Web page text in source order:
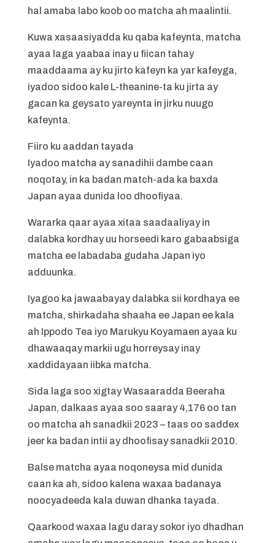
hal amaba labo koob oo matcha ah maalintii.
Kuwa xasaasiyadda ku qaba kafeynta, matcha
ayaa laga yaabaa inay u fiican tahay
maaddaama ay ku jirto kafeyn ka yar kafeyga,
iyadoo sidoo kale L-theanine-ta ku jirta ay
gacan ka geysato yareynta in jirku nuugo
kafeynta.
Fiiro ku aaddan tayada
Iyadoo matcha ay sanadihii dambe caan
noqotay, in ka badan match-ada ka baxda
Japan ayaa dunida loo dhoofiyaa.
Wararka qaar ayaa xitaa saadaaliyay in
dalabka kordhay uu horseedi karo gabaabsiga
matcha ee labadaba gudaha Japan iyo
adduunka.
Iyagoo ka jawaabayay dalabka sii kordhaya ee
matcha, shirkadaha shaaha ee Japan ee kala
ah Ippodo Tea iyo Marukyu Koyamaen ayaa ku
dhawaaqay markii ugu horreysay inay
xaddidayaan iibka matcha.
Sida laga soo xigtay Wasaaradda Beeraha
Japan, dalkaas ayaa soo saaray 4,176 oo tan
oo matcha ah sanadkii 2023 – taas oo saddex
jeer ka badan intii ay dhoofisay sanadkii 2010.
Balse matcha ayaa noqoneysa mid dunida
caan ka ah, sidoo kalena waxaa badanaya
noocyadeeda kala duwan dhanka tayada.
Qaarkood waxaa lagu daray sokor iyo dhadhan